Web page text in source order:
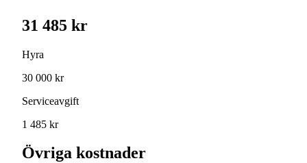
31 485 kr
Hyra
30 000 kr
Serviceavgift
1 485 kr
Övriga kostnader